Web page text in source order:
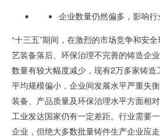
企业数量仍然偏多，影响
“十三五”期间，在激烈的市场竞争和安
艺装备落后、环保治理不完善的铸造企
数量有较大幅度减少，现有2万多家铸造
平均规模偏小，企业间发展水平严重失
装备、产品质量及环保治理水平方面相
工业发达国家仍有一定差距。行业需要
企业，但绝大多数批量铸件生产企业应